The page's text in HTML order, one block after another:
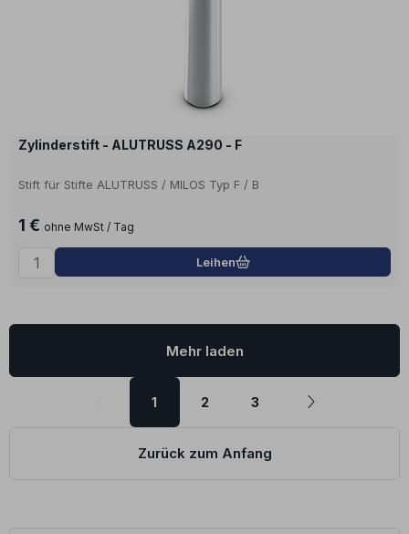
Zylinderstift - ALUTRUSS A290 - F
Stift für Stifte ALUTRUSS / MILOS Typ F / B
1 € ohne MwSt / Tag
Leihen
Zurück zum Anfang
Mehr laden
1 2 3